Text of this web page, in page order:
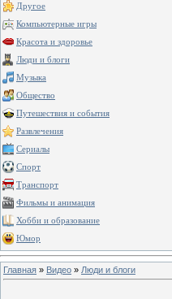
Другое
Компьютерные игры
Красота и здоровье
Люди и блоги
Музыка
Общество
Путешествия и события
Развлечения
Сериалы
Спорт
Транспорт
Фильмы и анимация
Хобби и образование
Юмор
Главная » Видео » Люди и блоги